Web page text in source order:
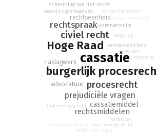
cassatie
burgerlijk
Hoge Raad
civiel recht
procesrecht
prejudiciële vragen
rechtspraak
cassatiemiddel
rechtsmiddelen
advocatuur
rechtseenheid
naslagwerk
ontvankelijkheid
verwijzingsprocedure
schending van het recht
vormverzuim
wetgeving
wetteksten
motiveringsplicht
rechterlijke macht
rechtsontwikkeling
wetgeving
wetteksten
motiveringsplicht
rechterlijke macht
rechtsontwikkeling